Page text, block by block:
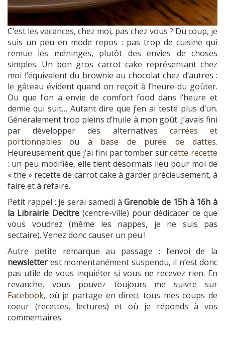
C’est les vacances, chez moi, pas chez vous ? Du coup, je
suis un peu en mode repos : pas trop de cuisine qui
remue les méninges, plutôt des envies de choses
simples. Un bon gros carrot cake représentant chez
moi l’équivalent du brownie au chocolat chez d’autres :
le gâteau évident quand on reçoit à l’heure du goûter.
Ou que l’on a envie de comfort food dans l’heure et
demie qui suit… Autant dire que j’en ai testé plus d’un.
Généralement trop pleins d’huile à mon goût. J’avais fini
par développer des alternatives carrées et
portionnables ou à base de purée de dattes.
Heureusement que j’ai fini par tomber surcette recette
: un peu modifiée, elle tient désormais lieu pour moi de
« the » recette de carrot cake à garder précieusement, à
faire et à refaire.
Petit rappel : je serai samedi àGrenoble de 15h à 16h à
la Librairie Decitre(centre-ville) pour dédicacer ce que
vous voudrez (même les nappes, je ne suis pas
sectaire). Venez donc causer un peu !
Autre petite remarque au passage : l’envoi de la
newsletterest momentanément suspendu, il n’est donc
pas utile de vous inquiéter si vous ne recevez rien. En
revanche, vous pouvez toujours me suivre sur
Facebook, où je partage en direct tous mes coups de
coeur (recettes, lectures) et où je réponds à vos
commentaires.